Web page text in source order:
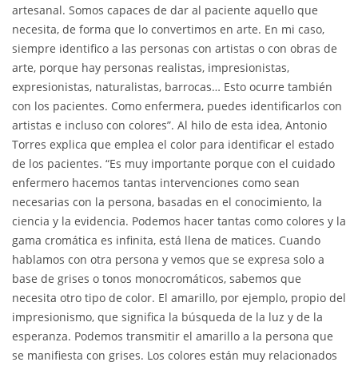
artesanal. Somos capaces de dar al paciente aquello que
necesita, de forma que lo convertimos en arte. En mi caso,
siempre identifico a las personas con artistas o con obras de
arte, porque hay personas realistas, impresionistas,
expresionistas, naturalistas, barrocas… Esto ocurre también
con los pacientes. Como enfermera, puedes identificarlos con
artistas e incluso con colores”. Al hilo de esta idea, Antonio
Torres explica que emplea el color para identificar el estado
de los pacientes. “Es muy importante porque con el cuidado
enfermero hacemos tantas intervenciones como sean
necesarias con la persona, basadas en el conocimiento, la
ciencia y la evidencia. Podemos hacer tantas como colores y la
gama cromática es infinita, está llena de matices. Cuando
hablamos con otra persona y vemos que se expresa solo a
base de grises o tonos monocromáticos, sabemos que
necesita otro tipo de color. El amarillo, por ejemplo, propio del
impresionismo, que significa la búsqueda de la luz y de la
esperanza. Podemos transmitir el amarillo a la persona que
se manifiesta con grises. Los colores están muy relacionados